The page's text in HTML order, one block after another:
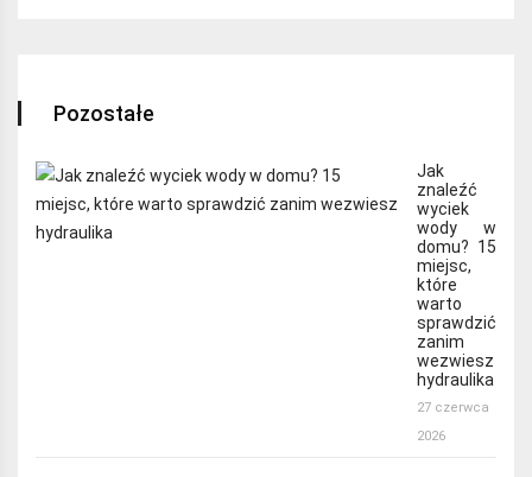
Pozostałe
Jak
znaleźć
wyciek
wody w
domu? 15
miejsc,
które
warto
sprawdzić
zanim
wezwiesz
hydraulika
27 czerwca
2026